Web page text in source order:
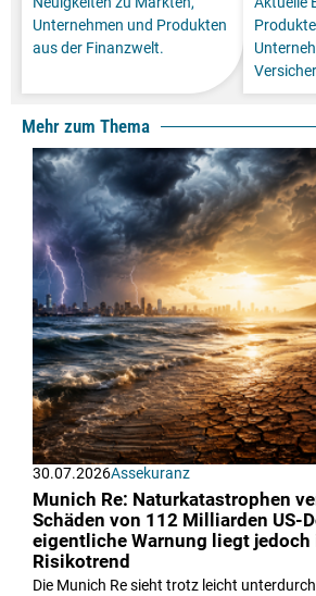
Unternehmen und Produkten
aus der Finanzwelt.
Mehr zum Thema
30.07.2026Assekuranz
Munich Re: Naturkatastrophen
Schäden von 112 Milliarden US-
eigentliche Warnung liegt
Risikotrend
Die Munich Re sieht trotz leicht